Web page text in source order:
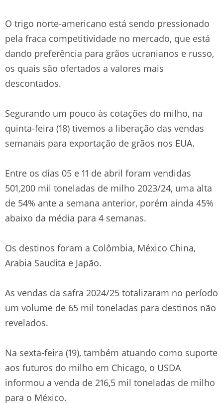
O trigo norte-americano está sendo pressionado
pela fraca competitividade no mercado, que está
dando preferência para grãos ucranianos e russo,
os quais são ofertados a valores mais
descontados.
Segurando um pouco às cotações do milho, na
quinta-feira (18) tivemos a liberação das vendas
semanais para exportação de grãos nos EUA.
Entre os dias 05 e 11 de abril foram vendidas
501,200 mil toneladas de milho 2023/24, uma alta
de 54% ante a semana anterior, porém ainda 45%
abaixo da média para 4 semanas.
Os destinos foram a Colômbia, México China,
Arabia Saudita e Japão.
As vendas da safra 2024/25 totalizaram no período
um volume de 65 mil toneladas para destinos não
revelados.
Na sexta-feira (19), também atuando como suporte
aos futuros do milho em Chicago, o USDA
informou a venda de 216,5 mil toneladas de milho
para o México.